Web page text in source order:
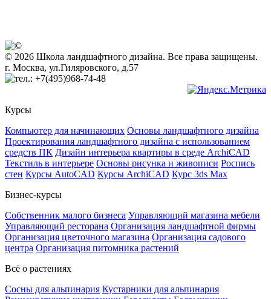
© 2026 Школа ландшафтного дизайна. Все права защищены.
г. Москва, ул.Гиляровского, д.57
+7(495)968-74-48
Курсы
Компьютер для начинающих Основы ландшафтного дизайна
Проектирования ландшафтного дизайна с использованием
средств ПК Дизайн интерьера квартиры в среде ArchiCAD
Текстиль в интерьере Основы рисунка и живописи Роспись
стен Курсы AutoCAD Курсы ArchiCAD Курс 3ds Max
Бизнес-курсы
Собственник малого бизнеса Управляющий магазина мебели
Управляющий ресторана Организация ландшафтной фирмы
Организация цветочного магазина Организация садового
центра Организация питомника растений
Всё о растениях
Сосны для альпинария Кустарники для альпинария